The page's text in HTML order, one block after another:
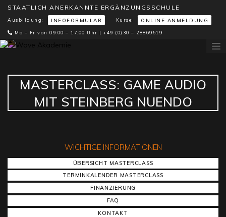
STAATLICH ANERKANNTE ERGÄNZUNGSSCHULE
Ausbildung: INFOFORMULAR Kurse: ONLINE ANMELDUNG
Mo – Fr von 09:00 – 17:00 Uhr | +49 (0)30 – 28869519
MASTERCLASS: GAME AUDIO
MIT STEINBERG NUENDO
WICHTIGE INFORMATIONEN
ÜBERSICHT MASTERCLASS
TERMINKALENDER MASTERCLASS
FINANZIERUNG
FAQ
KONTAKT